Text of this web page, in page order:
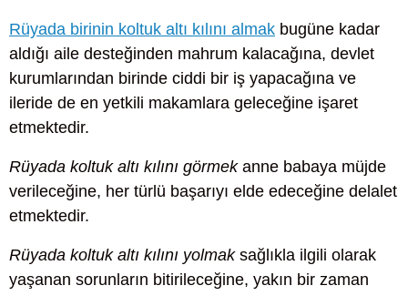
Rüyada birinin koltuk altı kılını almak bugüne kadar
aldığı aile desteğinden mahrum kalacağına, devlet
kurumlarından birinde ciddi bir iş yapacağına ve
ileride de en yetkili makamlara geleceğine işaret
etmektedir.
Rüyada koltuk altı kılını görmekanne babaya müjde
verileceğine, her türlü başarıyı elde edeceğine delalet
etmektedir.
Rüyada koltuk altı kılını yolmaksağlıkla ilgili olarak
yaşanan sorunların bitirileceğine, yakın bir zaman